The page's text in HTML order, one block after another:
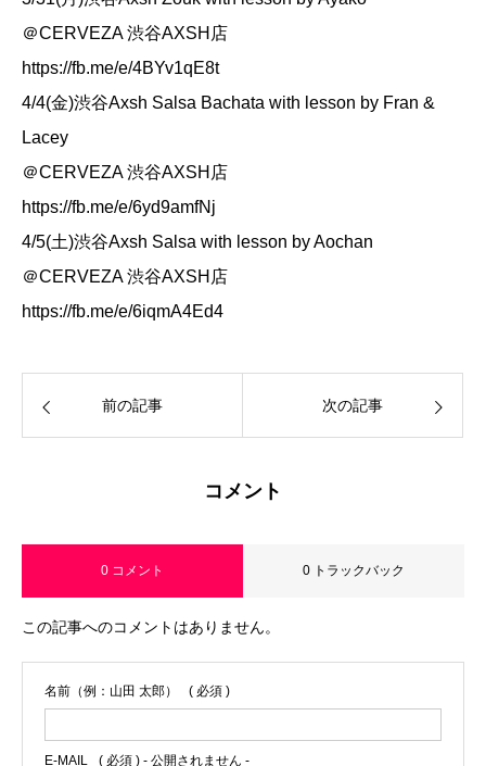
＠CERVEZA 渋谷AXSH店
https://fb.me/e/4BYv1qE8t
4/4(金)渋谷Axsh Salsa Bachata with lesson by Fran &
Lacey
＠CERVEZA 渋谷AXSH店
https://fb.me/e/6yd9amfNj
4/5(土)渋谷Axsh Salsa with lesson by Aochan
＠CERVEZA 渋谷AXSH店
https://fb.me/e/6iqmA4Ed4
前の記事 次の記事
コメント
0 コメント 0 トラックバック
この記事へのコメントはありません。
名前（例：山田 太郎） ( 必須 )
E-MAIL ( 必須 ) - 公開されません -